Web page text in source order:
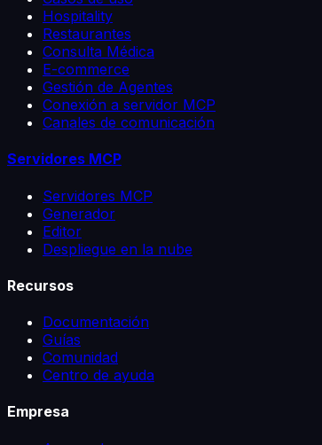
Hospitality
Restaurantes
Consulta Médica
E-commerce
Gestión de Agentes
Conexión a servidor MCP
Canales de comunicación
Servidores MCP
Servidores MCP
Generador
Editor
Despliegue en la nube
Recursos
Documentación
Guías
Comunidad
Centro de ayuda
Empresa